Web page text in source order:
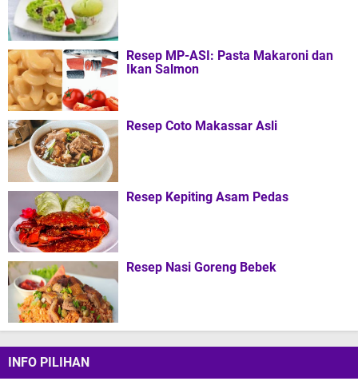
Resep MP-ASI: Pasta Makaroni dan
Ikan Salmon
Resep Coto Makassar Asli
Resep Kepiting Asam Pedas
Resep Nasi Goreng Bebek
INFO PILIHAN